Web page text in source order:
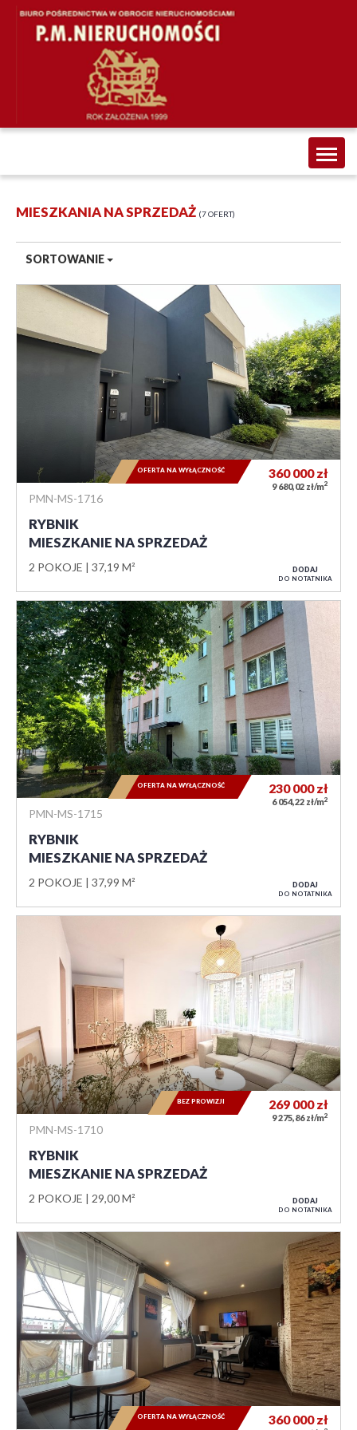
MIESZKANIA NA SPRZEDAŻ 7 OFERT
SORTOWANIE
PMN-MS-1716
RYBNIK
MIESZKANIE NA SPRZEDAŻ
2 POKOJE 37,19 M²
360 000zł
9 680,02 zł/m2
OFERTA NA WYŁĄCZNOŚĆ
DODAJ
DO NOTATNIKA
PMN-MS-1715
RYBNIK
MIESZKANIE NA SPRZEDAŻ
2 POKOJE 37,99 M²
230 000zł
6 054,22 zł/m2
OFERTA NA WYŁĄCZNOŚĆ
DODAJ
DO NOTATNIKA
PMN-MS-1710
RYBNIK
MIESZKANIE NA SPRZEDAŻ
2 POKOJE 29,00 M²
269 000zł
9 275,86 zł/m2
BEZ PROWIZJI
DODAJ
DO NOTATNIKA
360 000zł
OFERTA NA WYŁĄCZNOŚĆ